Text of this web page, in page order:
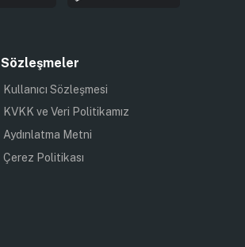
Sözleşmeler
Kullanıcı Sözleşmesi
KVKK ve Veri Politikamız
Aydınlatma Metni
Çerez Politikası